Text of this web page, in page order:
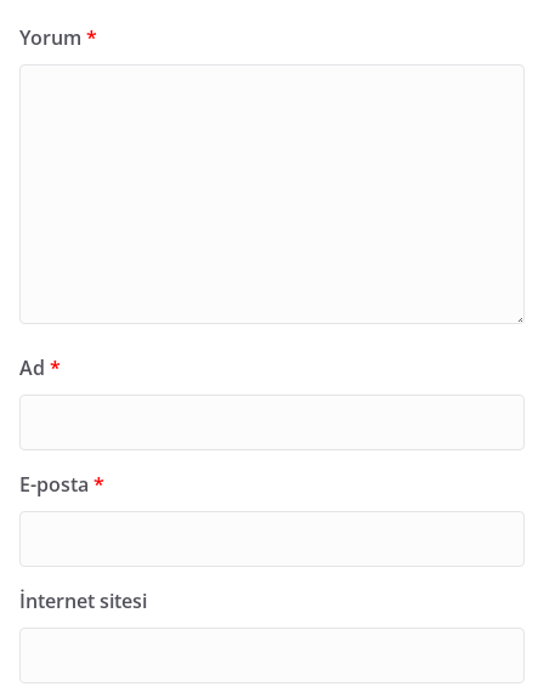
Yorum *
Ad *
E-posta *
İnternet sitesi